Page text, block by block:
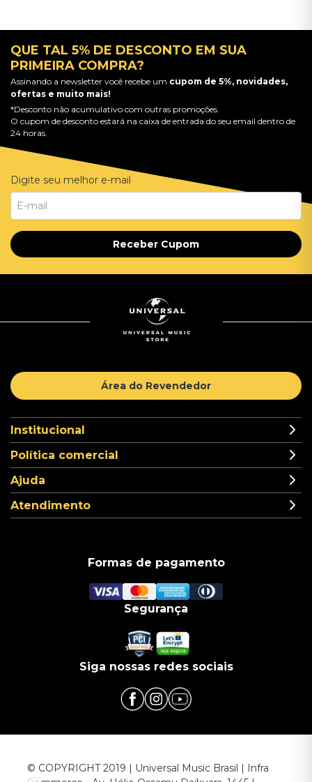
QUE TAL 5% DE DESCONTO EM SUA
PRIMEIRA COMPRA?
Assinando a newsletter você recebe um cupom de 5%, novidades,
ofertas e muito mais!
*Desconto não acumulativo com outras promoções.
O cupom de desconto estará na caixa de entrada do seu email dentro de
24 horas.
Digite seu melhor e-mail
Receber Cupom
Área do Revendedor
Institucional
Política comercial
Ajuda
Atendimento
Formas de pagamento
Segurança
Siga nossas redes sociais
© COPYRIGHT 2019 | Universal Music Brasil | Infra